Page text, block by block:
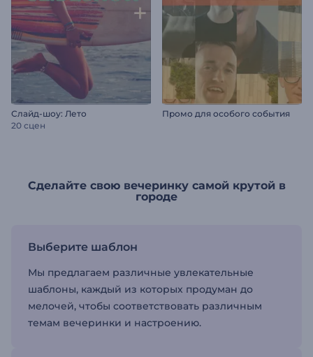
Слайд-шоу: Лето
20 сцен
Промо для особого события
Сделайте свою вечеринку самой крутой в
городе
Выберите шаблон
Мы предлагаем различные увлекательные
шаблоны, каждый из которых продуман до
мелочей, чтобы соответствовать различным
темам вечеринки и настроению.